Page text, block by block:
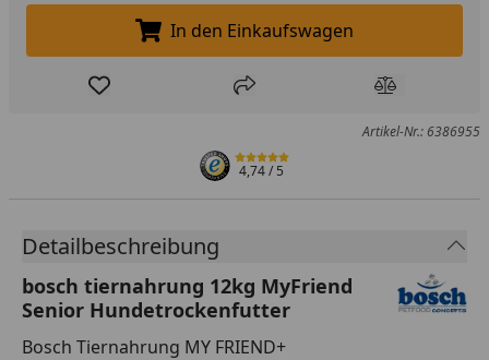
In den Einkaufswagen legen
In den Einkaufswagen
Produkt zur Wunschliste hinzufügen
Teilen Produkt
Artikel-Nr.: 6386955
4,74/ 5
Detailbeschreibung
bosch tiernahrung 12kg MyFriend
Senior Hundetrockenfutter
Bosch Tiernahrung MY FRIEND+